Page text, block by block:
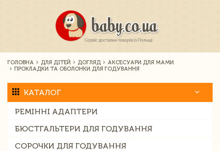
ГОЛОВНА ДЛЯ ДІТЕЙ ДОГЛЯД
АКСЕСУАРИ ДЛЯ МАМИ
ПРОКЛАДКИ ТА ОБОЛОНКИ ДЛЯ ГОДУВАННЯ
КАТАЛОГ
РЕМІННІ АДАПТЕРИ
БЮСТГАЛЬТЕРИ ДЛЯ ГОДУВАННЯ
СОРОЧКИ ДЛЯ ГОДУВАННЯ